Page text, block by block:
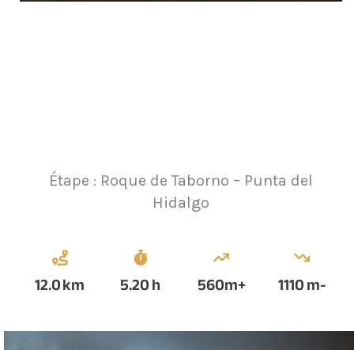
Étape : Roque de Taborno – Punta del
Hidalgo
12.0km 5.20h 560m+ 1110m-